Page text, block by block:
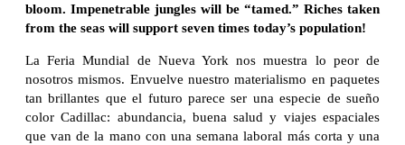
bloom. Impenetrable jungles will be “tamed.” Riches taken
from the seas will support seven times today’s population!
La Feria Mundial de Nueva York nos muestra lo peor de
nosotros mismos. Envuelve nuestro materialismo en paquetes
tan brillantes que el futuro parece ser una especie de sueño
color Cadillac: abundancia, buena salud y viajes espaciales
que van de la mano con una semana laboral más corta y una